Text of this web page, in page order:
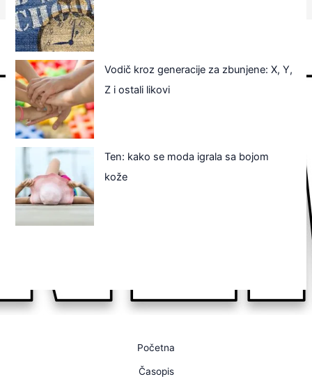
Vodič kroz generacije za zbunjene: X, Y,
Z i ostali likovi
Ten: kako se moda igrala sa bojom
kože
Početna
Časopis